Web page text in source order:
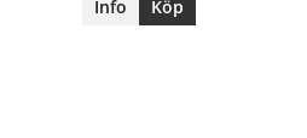
Info Köp